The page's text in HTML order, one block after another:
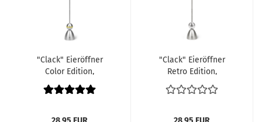
"Clack" Eieröffner
Color Edition,
Silikonkugel gelb
"Clack" Eieröffner
Retro Edition,
Keramikei gelb